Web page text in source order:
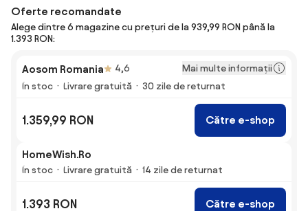
Oferte recomandate
Alege dintre 6 magazine cu prețuri de la 939,99 RON până la
1.393 RON:
Aosom Romania 4,6
Mai multe informații
În stoc
Livrare gratuită 30 zile de returnat
1.359,99 RON Către e-shop
HomeWish.Ro
În stoc Livrare gratuită 14 zile de returnat
1.393 RON Către e-shop